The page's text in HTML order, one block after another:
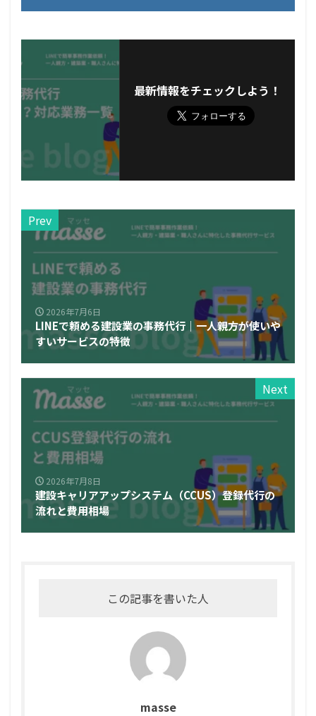
最新情報をチェックしよう！
Prev
2026年7月6日
LINEで頼める建設業の事務代行｜一人親方が使いや
すいサービスの特徴
Next
2026年7月8日
建設キャリアアップシステム（CCUS）登録代行の
流れと費用相場
この記事を書いた人
masse